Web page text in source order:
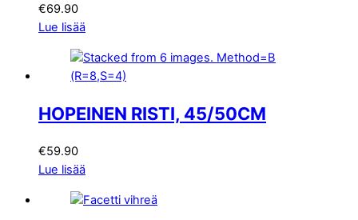
€69.90
Lue lisää
HOPEINEN RISTI, 45/50CM
€59.90
Lue lisää